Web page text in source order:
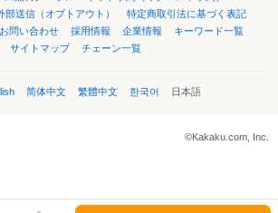
部送信（オプトアウト）
特定商取引法に基づく表記
問い合わせ 採用情報 企業情報
キーワード一覧
サイトマップ
チェーン一覧
简体中文 繁體中文 한국어 日本語
©Kakaku.com, Inc.